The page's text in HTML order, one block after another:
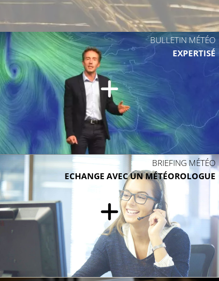
BULLETIN MÉTÉO
EXPERTISÉ
BRIEFING MÉTÉO
ECHANGE AVEC UN MÉTÉOROLOGUE